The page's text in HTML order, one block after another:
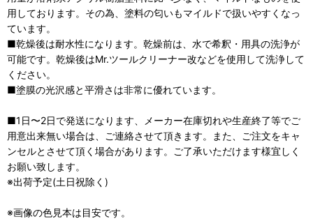
用しております。その為、塗料の匂いもマイルドで扱いやすくなっ
ています。
■乾燥後は耐水性になります。乾燥前は、水で希釈・用具の洗浄が
可能です。乾燥後はMr.ツールクリーナー改などを使用して洗浄して
ください。
■塗膜の光沢感と平滑さは非常に優れています。
■1日〜2日で発送になります、メーカー在庫切れや生産終了等でご
用意出来無い場合は、ご連絡させて頂きます。また、ご注文をキャ
ンセルとさせて頂く場合があります。ご了承いただけます様宜しく
お願い致します。
※出荷予定(土日祝除く)
※画像の色見本は目安です。